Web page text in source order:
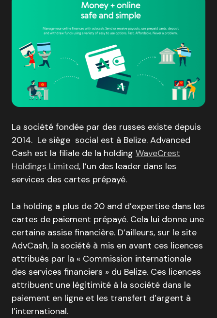
La société fondée par des russes existe depuis
2014. Le siège social est à Belize. Advanced
Cash est la filiale de la holding WaveCrest
Holdings Limited, l’un des leader dans les
services des cartes prépayé.
La holding a plus de 20 and d’expertise dans les
cartes de paiement prépayé. Cela lui donne une
certaine assise financière. D’ailleurs, sur le site
AdvCash, la société à mis en avant ces licences
attribués par la « Commission internationale
des services financiers » du Belize. Ces licences
attribuent une légitimité à la société dans le
paiement en ligne et les transfert d’argent à
l’international.